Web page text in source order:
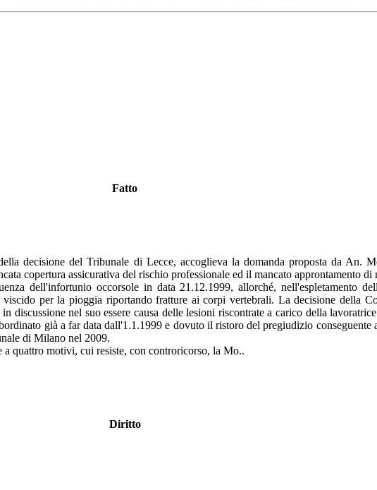
Fatto
decisione del Tribunale di Lecce, accoglieva la domanda proposta da An.
copertura assicurativa del rischio professionale ed il mancato approntamento
dell'infortunio occorsole in data 21.12.1999, allorché, nell'espletamento
per la pioggia riportando fratture ai corpi vertebrali. La decisione della
discussione nel suo essere causa delle lesioni riscontrate a carico della
già a far data dall'1.1.1999 e dovuto il ristoro del pregiudizio
di Milano nel 2009.
quattro motivi, cui resiste, con controricorso, la Mo..
Diritto